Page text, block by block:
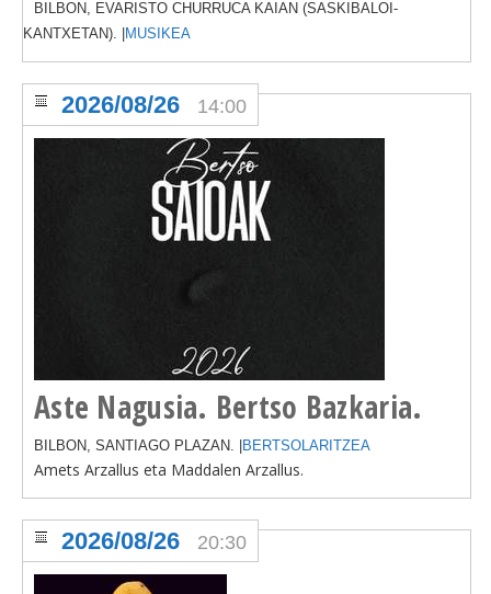
BILBON, EVARISTO CHURRUCA KAIAN (SASKIBALOI-
KANTXETAN). |
MUSIKEA
Aste Nagusia. Bertso Bazkaria.
2026/08/26 14:00
BILBON, SANTIAGO PLAZAN. | BERTSOLARITZEA
Amets Arzallus eta Maddalen Arzallus.
2026/08/26 20:30